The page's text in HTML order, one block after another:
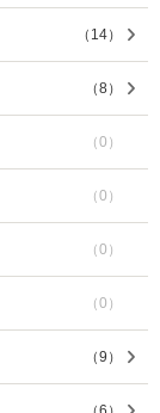
（ 14）
（8）
（0 ）
（0 ）
（0 ）
（0 ）
（9 ）